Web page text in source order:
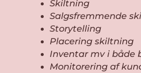
Skiltning
Salgsfremmende
Storytelling
Placering skiltning
Inventar mv i både
Monitorering af